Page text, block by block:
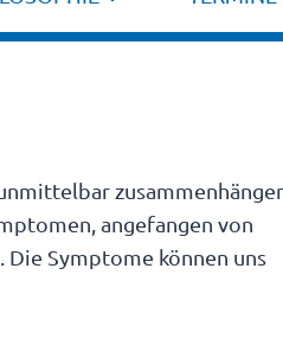
angefangen von
Die Symptome können uns